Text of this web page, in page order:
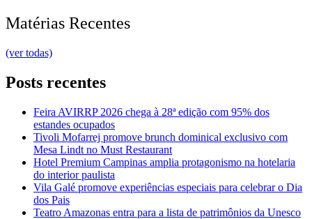
Matérias Recentes
(ver todas)
Posts recentes
Feira AVIRRP 2026 chega à 28ª edição com 95% dos
estandes ocupados
Tivoli Mofarrej promove brunch dominical exclusivo com
Mesa Lindt no Must Restaurant
Hotel Premium Campinas amplia protagonismo na hotelaria
do interior paulista
Vila Galé promove experiências especiais para celebrar o Dia
dos Pais
Teatro Amazonas entra para a lista de patrimônios da Unesco